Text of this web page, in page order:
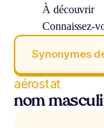
À découvrir
Connaissez-
Synonymes
aérostat
nom